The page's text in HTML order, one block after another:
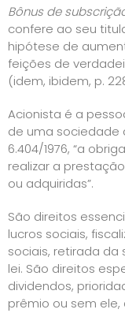
Bônus de
confere ao seu
hipótese de
feições de
(idem, ibidem, p.
Acionista é a
de uma sociedade
6.404/1976, “a
realizar a
ou adquiridas”.
São direitos
lucros sociais,
sociais, retirada
lei. São direitos
dividendos,
prêmio ou sem ele,